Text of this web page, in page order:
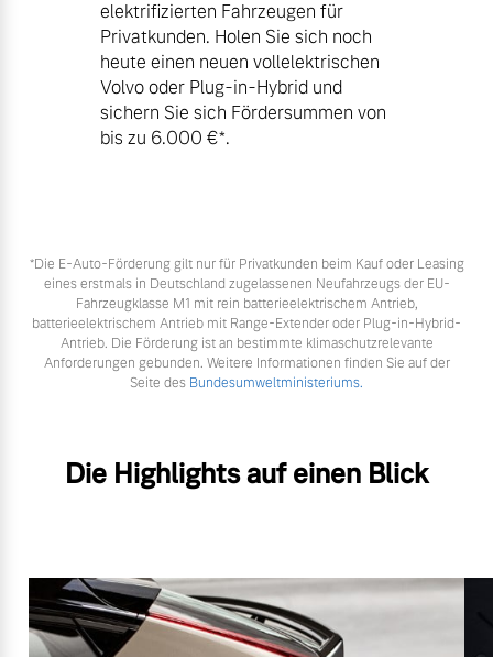
elektrifizierten Fahrzeugen für
Privatkunden. Holen Sie sich noch
heute einen neuen vollelektrischen
Volvo oder Plug-in-Hybrid und
sichern Sie sich Fördersummen von
bis zu 6.000 €⁠*.
*Die E‑Auto-Förderung gilt nur für Privatkunden beim Kauf oder Leasing
eines erstmals in Deutschland zugelassenen Neufahrzeugs der EU-
Fahrzeugklasse M1 mit rein batterieelektrischem Antrieb,
batterieelektrischem Antrieb mit Range-Extender oder Plug-in-Hybrid-
Antrieb. Die Förderung ist an bestimmte klimaschutzrelevante
Anforderungen gebunden. Weitere Informationen finden Sie auf der
Seite des Bundesumweltministeriums.
Die Highlights auf einen Blick